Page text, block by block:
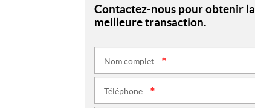
Contactez-nous pour obtenir la
meilleure transaction.
Nom complet :
Téléphone :